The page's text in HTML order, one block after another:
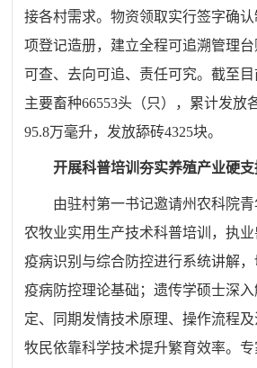
接各村需求。物资领取实行签字确
项登记造册，建立全程可追溯管理
可查、去向可追、责任可究。截至
主要畜种66553头（只），累计发放
95.8万毫升，发放舔砖4325块。
开展科普培训夯实养殖产业硬支
由驻村第一书记邀请州农科院
农牧业实用生产技术科普培训，执
疫病识别与综合防控进行系统讲解
疫病防控理论基础；遗传学硕士深
定、同期发情技术原理、操作流程
牧民依靠科学技术提升繁育效率。